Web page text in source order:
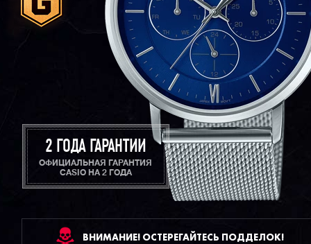
2 ГОДА ГАРАНТИИ
ОФИЦИАЛЬНАЯ ГАРАНТИЯ
CASIO НА 2 ГОДА
ВНИМАНИЕ! ОСТЕРЕГАЙТЕСЬ ПОДДЕЛОК!